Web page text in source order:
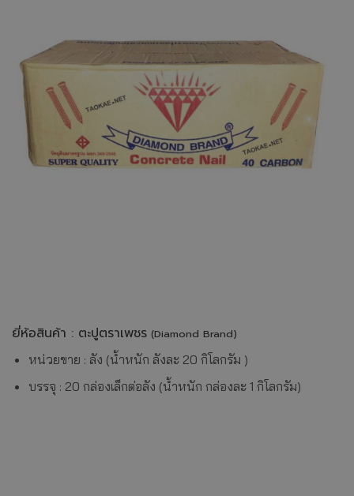
ยี่ห้อสินค้า : ตะปูตราเพชร (Diamond Brand)
หน่วยขาย : ลัง (น้ำหนัก ลังละ 20 กิโลกรัม )
บรรจุ : 20 กล่องเล็กต่อลัง (น้ำหนัก กล่องละ 1 กิโลกรัม)